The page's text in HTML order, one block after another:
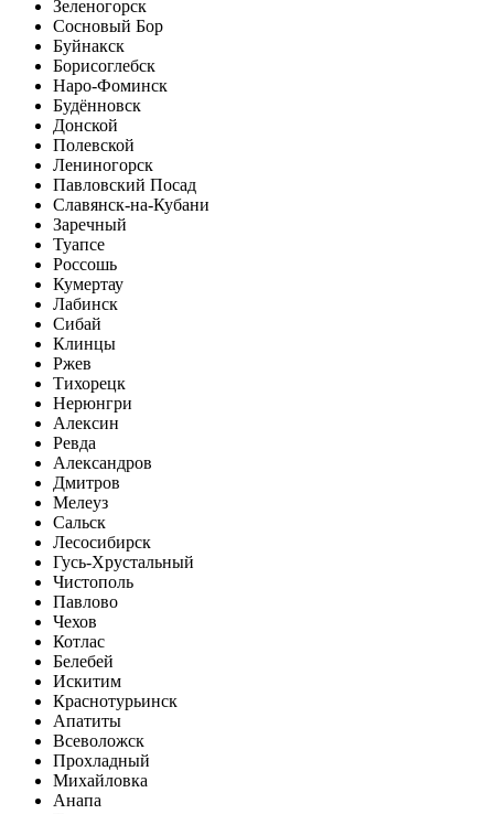
Зеленогорск
Сосновый Бор
Буйнакск
Борисоглебск
Наро-Фоминск
Будённовск
Донской
Полевской
Лениногорск
Павловский Посад
Славянск-на-Кубани
Заречный
Туапсе
Россошь
Кумертау
Лабинск
Сибай
Клинцы
Ржев
Тихорецк
Нерюнгри
Алексин
Ревда
Александров
Дмитров
Мелеуз
Сальск
Лесосибирск
Гусь-Хрустальный
Чистополь
Павлово
Чехов
Котлас
Белебей
Искитим
Краснотурьинск
Апатиты
Всеволожск
Прохладный
Михайловка
Анапа